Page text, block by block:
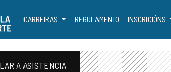
CARREIRAS REGULAMENTO INSCRICIÓNS
A ASISTENCIA